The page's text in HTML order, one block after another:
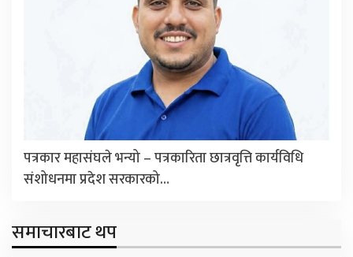
पत्रकार महासंघले भन्यो – पत्रकारिता छात्रवृत्ति कार्यविधि
संशोधनमा प्रदेश सरकारको…
समाचारबाट थप